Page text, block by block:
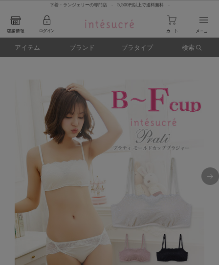
下着・ランジェリーの専門店 - 5,500円以上で送料無料 -
アイテム ブランド ブラタイプ 検索